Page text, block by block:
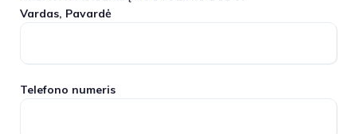
Vardas, Pavardė
Telefono numeris